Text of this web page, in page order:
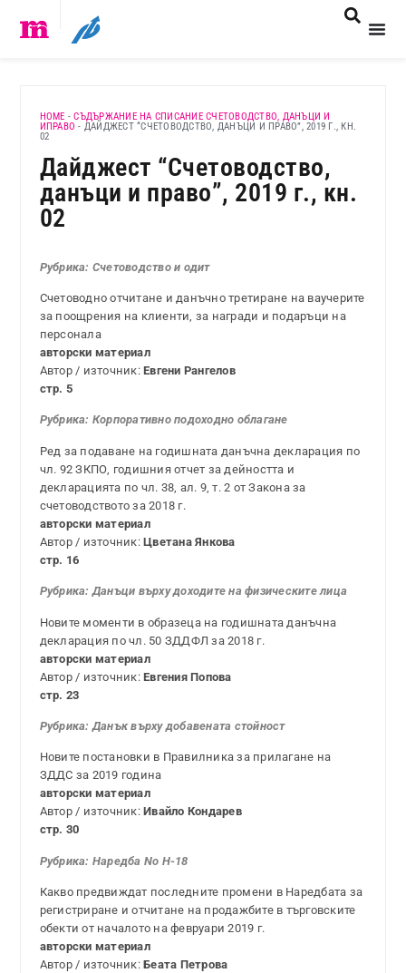
HOME -СЪДЪРЖАНИЕ НА СПИСАНИЕ СЧЕТОВОДСТВО, ДАНЪЦИ И
ИПРАВО - ДАЙДЖЕСТ “СЧЕТОВОДСТВО, ДАНЪЦИ И ПРАВО”, 2019 Г., КН.
02
Дайджест “Счетоводство,
данъци и право”, 2019 г., кн.
02
Рубрика: Счетоводство и одит
Счетоводно отчитане и данъчно третиране на ваучерите
за поощрения на клиенти, за награди и подаръци на
персонала
авторски материал
Автор / източник:Евгени Рангелов
стр. 5
Рубрика: Корпоративно подоходно облагане
Ред за подаване на годишната данъчна декларация по
чл. 92 ЗКПО, годишния отчет за дейността и
декларацията по чл. 38, ал. 9, т. 2 от Закона за
счетоводството за 2018 г.
авторски материал
Автор / източник:Цветана Янкова
стр. 16
Рубрика: Данъци върху доходите на физическите лица
Новите моменти в образеца на годишната данъчна
декларация по чл. 50 ЗДДФЛ за 2018 г.
авторски материал
Автор / източник:Евгения Попова
стр. 23
Рубрика: Данък върху добавената стойност
Новите постановки в Правилника за прилагане на
ЗДДС за 2019 година
авторски материал
Автор / източник:Ивайло Кондарев
стр. 30
Рубрика: Наредба No Н-18
Какво предвиждат последните промени в Наредбата за
регистриране и отчитане на продажбите в търговските
обекти от началото на февруари 2019 г.
авторски материал
Автор / източник:Беата Петрова